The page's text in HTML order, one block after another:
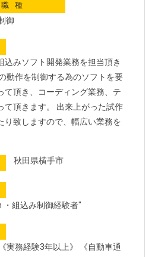
職種
御
込みソフト開発業務を担当頂き
動作を制御する為のソフトを要
て頂き、コーディング業務、テ
て頂きます。 出来上がった試作
り致しますので、幅広い業務を
秋田県横手市
・組込み制御経験者"
実務経験3年以上》 《自動車通